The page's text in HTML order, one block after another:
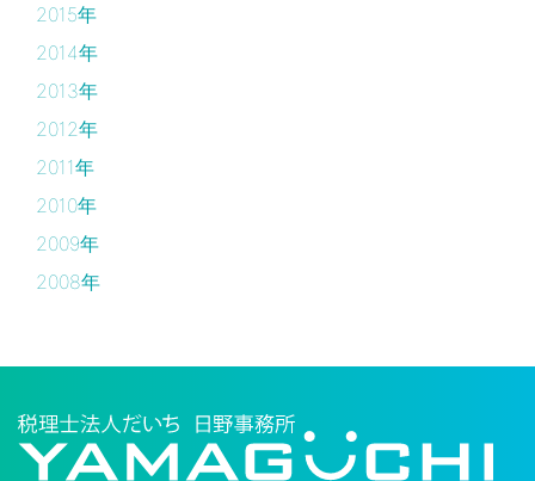
2015年
2014年
2013年
2012年
2011年
2010年
2009年
2008年